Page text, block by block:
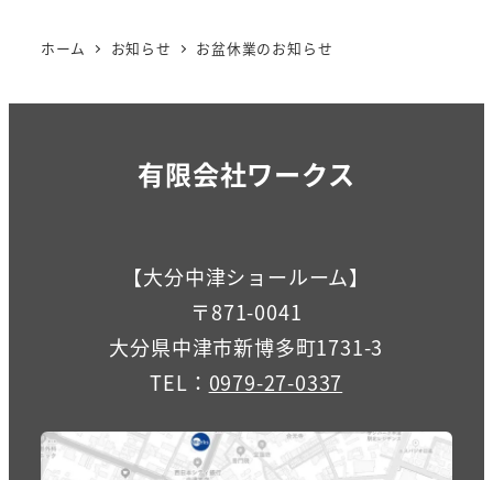
ホーム お知らせ お盆休業のお知らせ
有限会社ワークス
【大分中津ショールーム】
〒871-0041
大分県中津市新博多町1731-3
TEL： 0979-27-0337